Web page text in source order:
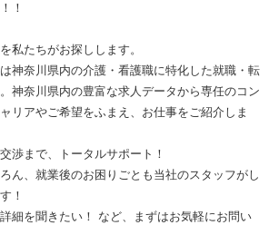
！
私たちがお探しします。
神奈川県内の介護・看護職に特化した就職・転
神奈川県内の豊富な求人データから専任のコン
リアやご希望をふまえ、お仕事をご紹介しま
渉まで、トータルサポート！
ん、就業後のお困りごとも当社のスタッフがし
！
細を聞きたい！ など、まずはお気軽にお問い